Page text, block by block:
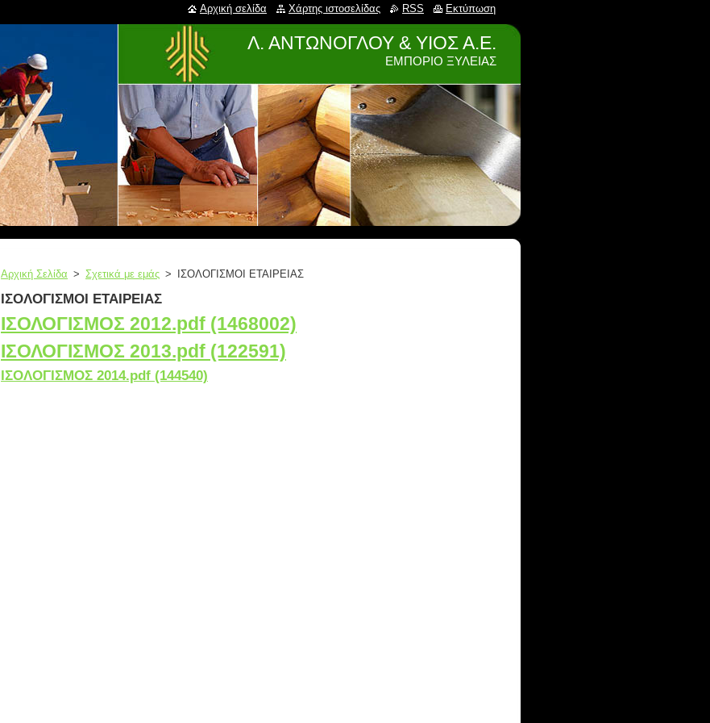
Λ. ΑΝΤΩΝΟΓΛΟΥ & ΥΙΟΣ Α.Ε.
ΕΜΠΟΡΙΟ ΞΥΛΕΙΑΣ
Αρχική Σελίδα > Σχετικά με εμάς > ΙΣΟΛΟΓΙΣΜΟΙ ΕΤΑΙΡΕΙΑΣ
ΙΣΟΛΟΓΙΣΜΟΙ ΕΤΑΙΡΕΙΑΣ
ΙΣΟΛΟΓΙΣΜΟΣ 2012.pdf (1468002)
ΙΣΟΛΟΓΙΣΜΟΣ 2013.pdf (122591)
ΙΣΟΛΟΓΙΣΜΟΣ 2014.pdf (144540)
Αρχική σελίδα Χάρτης ιστοσελίδας RSS Εκτύπωση